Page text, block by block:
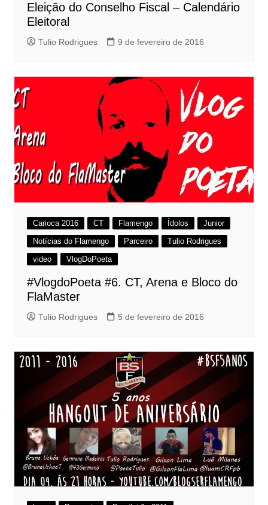
Eleição do Conselho Fiscal – Calendário
Eleitoral
Tulio Rodrigues 9 de fevereiro de 2016
Carioca 2016 CT Flamengo Ídolos
Junior
Notícias do Flamengo
Parceiro
Tulio Rodrigues
video
VlogDoPoeta
#VlogdoPoeta #6. CT, Arena e Bloco do
FlaMaster
Tulio Rodrigues 5 de fevereiro de 2016